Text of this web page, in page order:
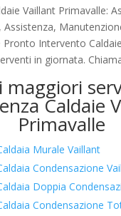
Vaillant Primavalle:
Assistenza,
Pronto Intervento
in giornata.
maggiori
Caldaie
Primavalle
Murale Vaillant
Condensazione
Doppia
Condensazione